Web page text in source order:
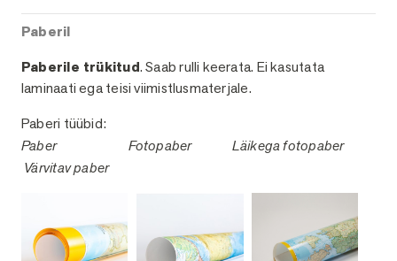
Paberil
Paberile trükitud. Saab rulli keerata. Ei kasutata
laminaati ega teisi viimistlusmaterjale.
Paberi tüübid:
Paber Fotopaber
Läikega fotopaber
Värvitav paber